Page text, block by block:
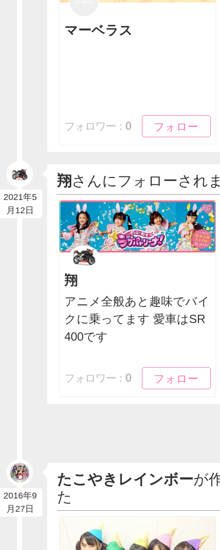
マーベラス
フォロー
フォロー
フォロワー： 0
2021年5
月12日
翔さんにフォローされ
翔
アニメ全般あと趣味でバイ
クに乗ってます 愛車はSR
400です
フォロー
フォロー
フォロワー： 0
2016年9
月27日
たこやきレインボーが
た